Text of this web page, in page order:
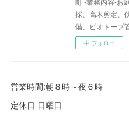
採、高木剪定、
備、ビオトープ
フォロー
営業時間:朝８時～夜６時
定休日 日曜日